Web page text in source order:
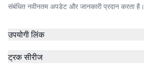
संबंधित नवीनतम अपडेट और जानकारी प्रदान करता है।
उपयोगी लिंक
ट्रक सीरीज